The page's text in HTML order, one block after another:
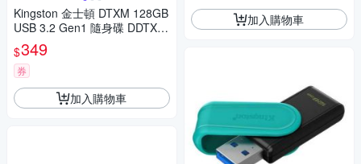
Kingston 金士頓 DTXM 128GB
USB 3.2 Gen1 隨身碟 DDTXM
128GB
$349
券
加入購物車
加入購物車